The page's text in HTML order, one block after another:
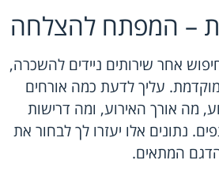
– המפתח להצלחה
אחר שירותים ניידים להשכרה,
עליך לדעת כמה אורחים
מה אורך האירוע, ומה דרישות
נתונים אלו יעזרו לך לבחור את
המתאים.